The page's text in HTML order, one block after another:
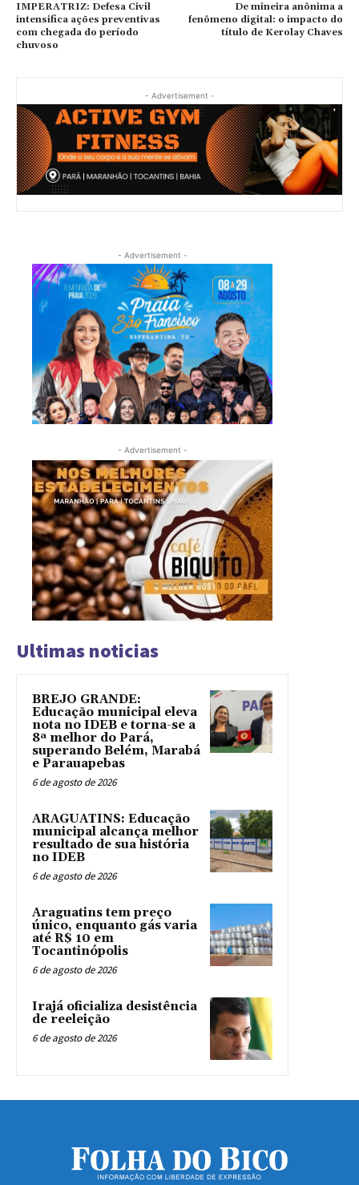
IMPERATRIZ: Defesa Civil
intensifica ações preventivas
com chegada do período
chuvoso
De mineira anônima a
fenômeno digital: o impacto do
título de Kerolay Chaves
- Advertisement -
- Advertisement -
- Advertisement -
Ultimas noticias
BREJO GRANDE:
Educação municipal eleva
nota no IDEB e torna-se a
8ª melhor do Pará,
superando Belém, Marabá
e Parauapebas
6 de agosto de 2026
ARAGUATINS: Educação
municipal alcança melhor
resultado de sua história
no IDEB
6 de agosto de 2026
Araguatins tem preço
único, enquanto gás varia
até R$ 10 em
Tocantinópolis
6 de agosto de 2026
Irajá oficializa desistência
de reeleição
6 de agosto de 2026